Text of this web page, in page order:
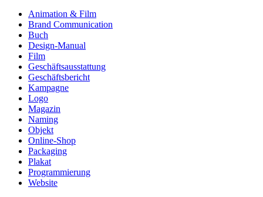
Animation & Film
Brand Communication
Buch
Design-Manual
Film
Geschäftsausstattung
Geschäftsbericht
Kampagne
Logo
Magazin
Naming
Objekt
Online-Shop
Packaging
Plakat
Programmierung
Website